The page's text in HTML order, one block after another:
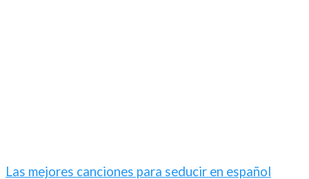
Las mejores canciones para seducir en español​